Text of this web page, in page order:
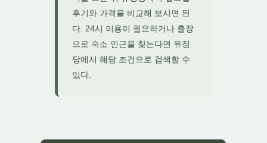
후기와 가격을 비교해 보시면 된
다. 24시 이용이 필요하거나 출장
으로 숙소 인근을 찾는다면 유정
당에서 해당 조건으로 검색할 수
있다.